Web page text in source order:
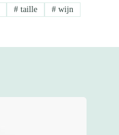
# taille # wijn